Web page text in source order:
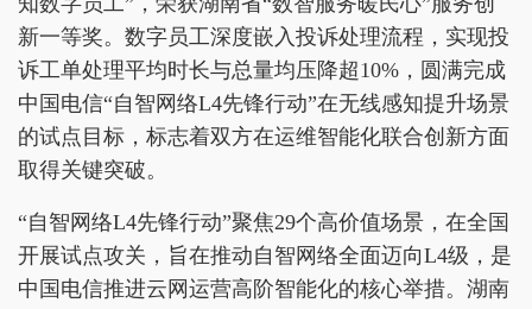
新一等奖。数字员工深度嵌入投诉处理流程，实现投
诉工单处理平均时长与总量均压降超10%，圆满完成
中国电信“自智网络L4先锋行动”在无线感知提升场景
的试点目标，标志着双方在运维智能化联合创新方面
取得关键突破。
“自智网络L4先锋行动”聚焦29个高价值场景，在全国
开展试点攻关，旨在推动自智网络全面迈向L4级，是
中国电信推进云网运营高阶智能化的核心举措。湖南